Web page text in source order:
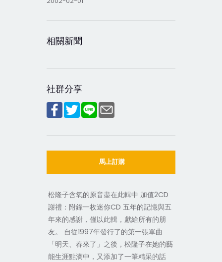
相關新聞
社群分享
馬上訂購
松隆子含氧的原音盡在此輯中 加值2CD
謝禮：附錄一枚迷你CD 五年的記憶與五
年來的感謝，僅以此輯，獻給所有的朋
友。 自從1997年發行了的第一張單曲
「明天、春來了」之後，松隆子在她的藝
能生涯點滴中，又添加了一筆精采的話